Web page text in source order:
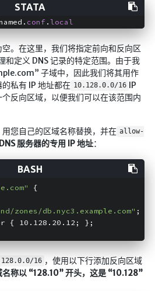
conf .local
。在这里，我们将指定前向和反向区
和定义 DNS 记录的特定范围。由于我
子域中，因此我们将其用作
私有 IP 地址都在 10.128.0.0/16 IP
反向区域，以便我们可以在该范围内
您自己的区域名称替换，并在 allow-
服务器的专用 IP 地址：
{
zones/db.nyc3.example.com" ;
{ 10.128.20.12; };
16 ，使用以下行添加反向区域
称以 “128.10” 开头，这是 “10.128”